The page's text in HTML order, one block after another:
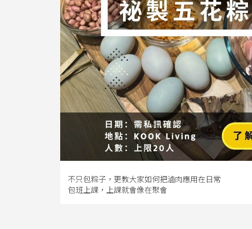
不只包粽子，更教大家如何把滷肉應用在日常
包班上課，上課就會像在聚會